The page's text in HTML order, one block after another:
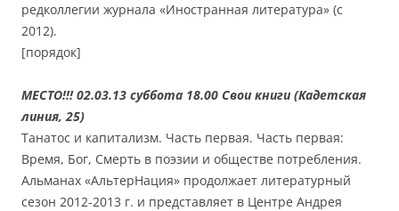
редколлегии журнала «Иностранная литература» (с
2012).
[порядок]
МЕСТО!!! 02.03.13 суббота 18.00 Свои книги (Кадетская
линия, 25)
Танатос и капитализм. Часть первая. Часть первая:
Время, Бог, Смерть в поэзии и обществе потребления.
Альманах «АльтерНация» продолжает литературный
сезон 2012-2013 г. и представляет в Центре Андрея